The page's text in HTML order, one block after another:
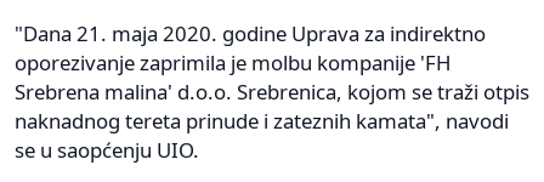
"Dana 21. maja 2020. godine Uprava za indirektno
oporezivanje zaprimila je molbu kompanije 'FH
Srebrena malina' d.o.o. Srebrenica, kojom se traži otpis
naknadnog tereta prinude i zateznih kamata", navodi
se u saopćenju UIO.